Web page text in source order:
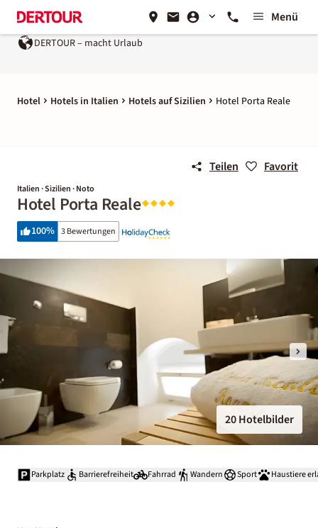
Menü
DERTOUR – macht Urlaub
Hotel Hotels in Italien Hotels auf Sizilien Hotel Porta Reale
Teilen Favorit
Italien · Sizilien · Noto
Hotel Porta Reale
100% 3 Bewertungen
20 Hotelbilder
Parkplatz Barrierefreiheit Fahrrad Wandern Sport Haustiere